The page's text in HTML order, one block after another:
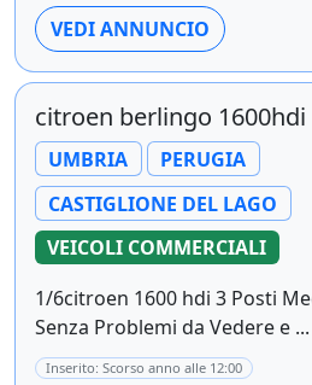
VEDI ANNUNCIO
citroen berlingo 1600hdi
UMBRIA
PERUGIA
CASTIGLIONE DEL LAGO
VEICOLI COMMERCIALI
1/6citroen 1600 hdi 3 Posti
Senza Problemi da Vedere e ...
Inserito: Scorso anno alle 12:00